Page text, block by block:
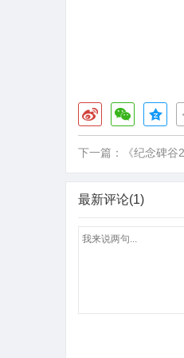
下一篇： 《纪念碑
最新评论(1)